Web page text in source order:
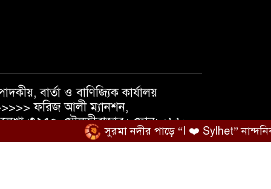
বার্তা ও বাণিজ্যিক কার্যালয়
ফরিজ আলী ম্যানশন,
৩২৫০, মৌলভীবাজার। ফোন: +৮৮
+৮৮ ০১৭৩৭১০৫৪৭৪
সুরমা নদীর পাড়ে “I ❤️ Sylhet” নান্দনিকতা,